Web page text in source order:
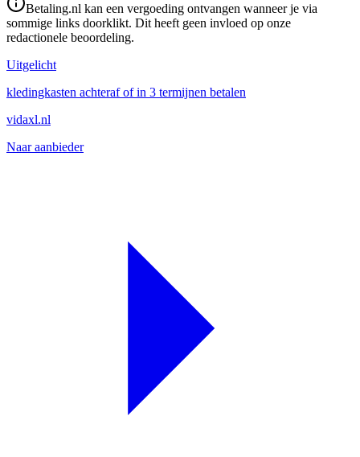
Betaling.nl kan een vergoeding ontvangen wanneer je via
sommige links doorklikt. Dit heeft geen invloed op onze
redactionele beoordeling.
Uitgelicht
kledingkasten achteraf of in 3 termijnen betalen
vidaxl.nl
Naar aanbieder